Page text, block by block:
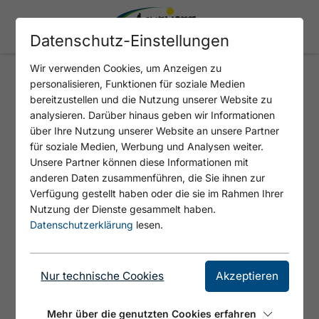
ATRIUM SPA - POSTHOTEL
ACHENKIRCH
© Posthotel Achenkirch
Datenschutz-Einstellungen
Wir verwenden Cookies, um Anzeigen zu
personalisieren, Funktionen für soziale Medien
bereitzustellen und die Nutzung unserer Website zu
analysieren. Darüber hinaus geben wir Informationen
über Ihre Nutzung unserer Website an unsere Partner
für soziale Medien, Werbung und Analysen weiter.
Unsere Partner können diese Informationen mit
anderen Daten zusammenführen, die Sie ihnen zur
Verfügung gestellt haben oder die sie im Rahmen Ihrer
Nutzung der Dienste gesammelt haben.
Datenschutzerklärung lesen.
Nur technische Cookies Akzeptieren
Mehr über die genutzten Cookies erfahren